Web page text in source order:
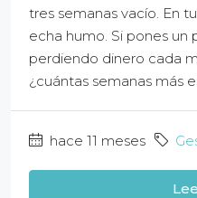
tres semanas vacío. En
echa humo. Si pones un
perdiendo dinero cada
¿cuántas semanas más
hace 11 meses